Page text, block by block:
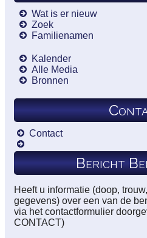
Wat is er nieuw
Zoek
Familienamen
Kalender
Alle Media
Bronnen
Contact
Bericht
Heeft u informatie (doop,
gegevens) over een van de
via het contactformulier
CONTACT)